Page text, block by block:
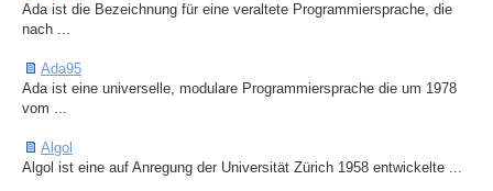
Ada ist die Bezeichnung für eine veraltete Programmiersprache, die
nach ...
Ada95
Ada ist eine universelle, modulare Programmiersprache die um 1978
vom ...
Algol
Algol ist eine auf Anregung der Universität Zürich 1958 entwickelte ...